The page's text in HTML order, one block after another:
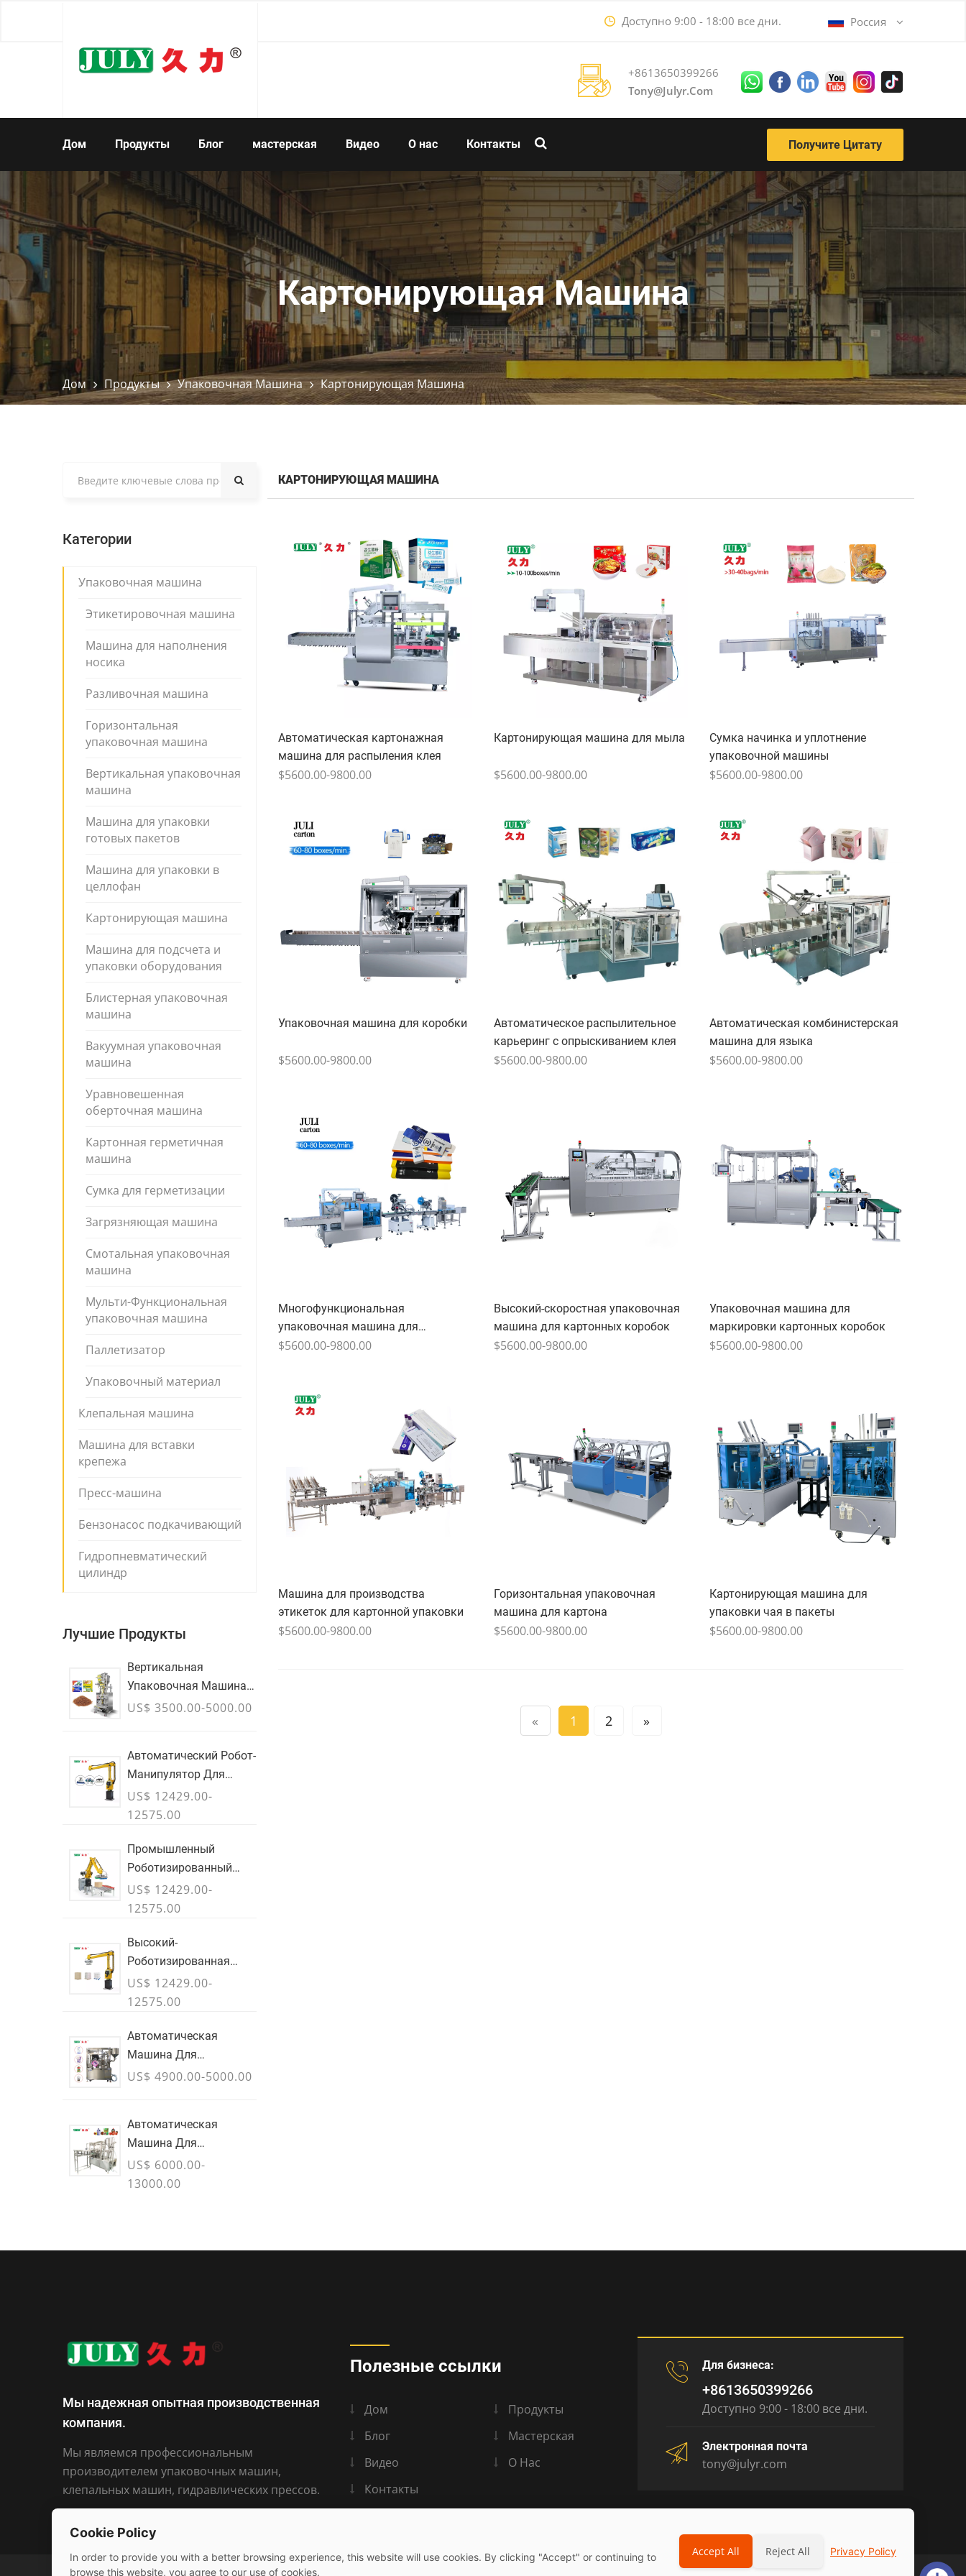
Доступно 9:00 - 18:00 все дни. Россия
+8613650399266
Tony@julyr.com
Дом Продукты Блог мастерская Видео О нас Контакты Получите Цитату
Картонирующая Машина
Дом Продукты Упаковочная Машина Картонирующая Машина
КАРТОНИРУЮЩАЯ МАШИНА
Автоматическая картонажная
машина для распыления клея
$5600.00-9800.00
Картонирующая машина для мыла
$5600.00-9800.00
Сумка начинка и уплотнение
упаковочной машины
$5600.00-9800.00
Упаковочная машина для коробки
$5600.00-9800.00
Автоматическое распылительное
карьеринг с опрыскиванием клея
$5600.00-9800.00
Автоматическая комбинистерская
машина для языка
$5600.00-9800.00
Многофункциональная
упаковочная машина для
картонной коробки
$5600.00-9800.00
Высокий-скоростная упаковочная
машина для картонных коробок
$5600.00-9800.00
Упаковочная машина для
маркировки картонных коробок
$5600.00-9800.00
Машина для производства
этикеток для картонной упаковки
$5600.00-9800.00
Горизонтальная упаковочная
машина для картона
$5600.00-9800.00
Картонирующая машина для
упаковки чая в пакеты
$5600.00-9800.00
« 1 2 »
Категории
Упаковочная машина
Этикетировочная машина
Машина для наполнения
носика
Разливочная машина
Горизонтальная
упаковочная машина
Вертикальная упаковочная
машина
Машина для упаковки
готовых пакетов
Машина для упаковки в
целлофан
Картонирующая машина
Машина для подсчета и
упаковки оборудования
Блистерная упаковочная
машина
Вакуумная упаковочная
машина
Уравновешенная
оберточная машина
Картонная герметичная
машина
Сумка для герметизации
Загрязняющая машина
Смотальная упаковочная
машина
Мульти-Функциональная
упаковочная машина
Паллетизатор
Упаковочный материал
Клепальная машина
Машина для вставки
крепежа
Пресс-машина
Бензонасос подкачивающий
Гидропневматический
цилиндр
Лучшие Продукты
Вертикальная
Упаковочная Машина
Частиц
US$ 3500.00-5000.00
Автоматический Робот-
Манипулятор Для
Укладки Коробок На
Поддоны & Сумки
US$ 12429.00-
12575.00
Промышленный
Роботизированный
Манипулятор Для
Укладки Коробок &
US$ 12429.00-
12575.00
Высокий-
Роботизированная
Рука Для
Паллетирования
Картонных Коробок И
Мешков & Контейнеры
Для Массовых Грузов -
US$ 12429.00-
12575.00
Автоматическая
Машина Для
Наполнения И
US$ 4900.00-5000.00
Автоматическая
Машина Для
Наполнения Пакетов С
Носиком ПЛК
US$ 6000.00-
13000.00
Мы надежная опытная производственная
компания.
Мы являемся профессиональным
производителем упаковочных машин,
клепальных машин, гидравлических прессов.
Полезные ссылки
Дом
Продукты
Блог
Мастерская
Видео
О Нас
Контакты
Для бизнеса:
+8613650399266
Доступно 9:00 - 18:00 все дни.
Электронная почта
tony@julyr.com
Cookie Policy
In order to provide you with a better browsing experience, this website will use cookies. By clicking "Accept" or continuing to
browse this website, you agree to our use of cookies.
Accept All Reject All Privacy Policy